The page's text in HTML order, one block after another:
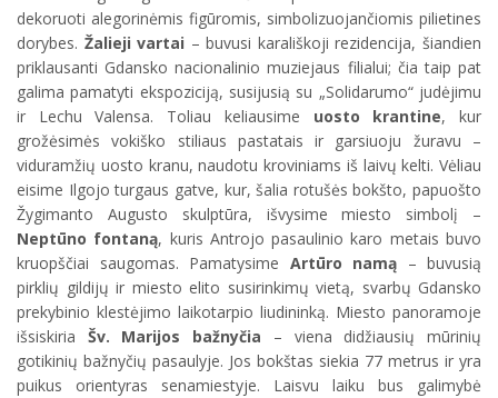
dekoruoti alegorinėmis figūromis, simbolizuojančiomis pilietines
dorybes. Žalieji vartai – buvusi karališkoji rezidencija, šiandien
priklausanti Gdansko nacionalinio muziejaus filialui; čia taip pat
galima pamatyti ekspoziciją, susijusią su „Solidarumo“ judėjimu
ir Lechu Valensa. Toliau keliausime uosto krantine, kur
grožėsimės vokiško stiliaus pastatais ir garsiuoju žuravu –
viduramžių uosto kranu, naudotu kroviniams iš laivų kelti. Vėliau
eisime Ilgojo turgaus gatve, kur, šalia rotušės bokšto, papuošto
Žygimanto Augusto skulptūra, išvysime miesto simbolį –
Neptūno fontaną, kuris Antrojo pasaulinio karo metais buvo
kruopščiai saugomas. Pamatysime Artūro namą – buvusią
pirklių gildijų ir miesto elito susirinkimų vietą, svarbų Gdansko
prekybinio klestėjimo laikotarpio liudininką. Miesto panoramoje
išsiskiria Šv. Marijos bažnyčia – viena didžiausių mūrinių
gotikinių bažnyčių pasaulyje. Jos bokštas siekia 77 metrus ir yra
puikus orientyras senamiestyje. Laisvu laiku bus galimybė